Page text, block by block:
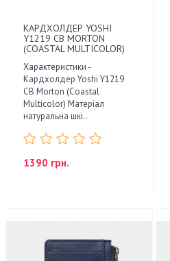
КАРДХОЛДЕР YOSHI
Y1219 CB MORTON
(COASTAL MULTICOLOR)
Характеристики -
Кардхолдер Yoshi Y1219
CB Morton (Coastal
Multicolor) Матеріал
натуральна шкі..
1390 грн.